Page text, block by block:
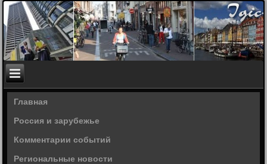
Главная
Россия и зарубежье
Комментарии событий
Региональные новости